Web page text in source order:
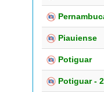
Piauiense
Potiguar
Potiguar - 2